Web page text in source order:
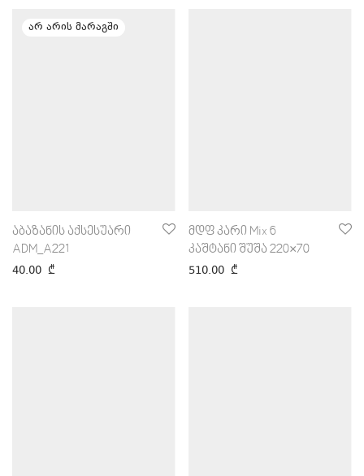
აბაზანის აქსესუარი
ADM_A221
40.00 ₾
მდფ კარი Mix 6
კაშტანი შუშა 220×70
510.00 ₾